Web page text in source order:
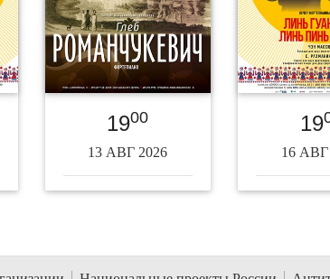
1900
13 АВГ 2026
19
16 АВГ